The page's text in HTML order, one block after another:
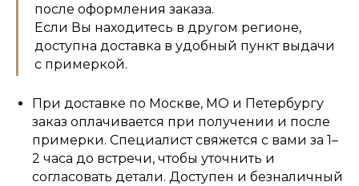
после оформления заказа.
Если Вы находитесь в другом регионе,
доступна доставка в удобный пункт выдачи
с примеркой.
При доставке по Москве, МО и Петербургу
заказ оплачивается при получении и после
примерки. Специалист свяжется с вами за 1–
2 часа до встречи, чтобы уточнить и
согласовать детали. Доступен и безналичный